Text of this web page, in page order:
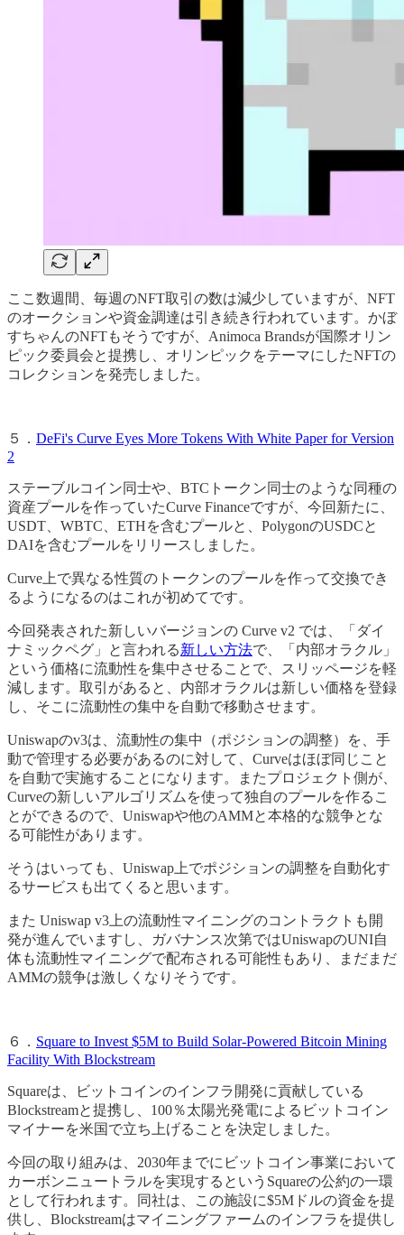
ここ数週間、毎週のNFT取引の数は減少していますが、NFT
のオークションや資金調達は引き続き行われています。かぼ
すちゃんのNFTもそうですが、Animoca Brandsが国際オリン
ピック委員会と提携し、オリンピックをテーマにしたNFTの
コレクションを発売しました。
５． DeFi's Curve Eyes More Tokens With White Paper for Version
2
ステーブルコイン同士や、BTCトークン同士のような同種の
資産プールを作っていたCurve Financeですが、今回新たに、
USDT、WBTC、ETHを含むプールと、PolygonのUSDCと
DAIを含むプールをリリースしました。
Curve上で異なる性質のトークンのプールを作って交換でき
るようになるのはこれが初めてです。
今回発表された新しいバージョンの Curve v2 では、「ダイ
ナミックペグ」と言われる新しい方法で、「内部オラクル」
という価格に流動性を集中させることで、スリッページを軽
減します。取引があると、内部オラクルは新しい価格を登録
し、そこに流動性の集中を自動で移動させます。
Uniswapのv3は、流動性の集中（ポジションの調整）を、手
動で管理する必要があるのに対して、Curveはほぼ同じこと
を自動で実施することになります。またプロジェクト側が、
Curveの新しいアルゴリズムを使って独自のプールを作るこ
とができるので、Uniswapや他のAMMと本格的な競争とな
る可能性があります。
そうはいっても、Uniswap上でポジションの調整を自動化す
るサービスも出てくると思います。
また Uniswap v3上の流動性マイニングのコントラクトも開
発が進んでいますし、ガバナンス次第ではUniswapのUNI自
体も流動性マイニングで配布される可能性もあり、まだまだ
AMMの競争は激しくなりそうです。
６． Square to Invest $5M to Build Solar-Powered Bitcoin Mining
Facility With Blockstream
Squareは、ビットコインのインフラ開発に貢献している
Blockstreamと提携し、100％太陽光発電によるビットコイン
マイナーを米国で立ち上げることを決定しました。
今回の取り組みは、2030年までにビットコイン事業において
カーボンニュートラルを実現するというSquareの公約の一環
として行われます。同社は、この施設に$5Mドルの資金を提
供し、Blockstreamはマイニングファームのインフラを提供し